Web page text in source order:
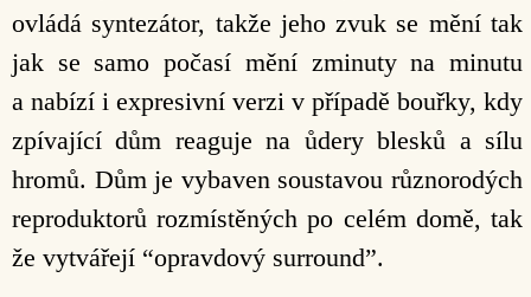
ovládá syntezátor, takže jeho zvuk se mění tak
jak se samo počasí mění zminuty na minutu
a nabízí i expresivní verzi v případě bouřky, kdy
zpívající dům reaguje na ůdery blesků a sílu
hromů. Dům je vybaven soustavou různorodých
reproduktorů rozmístěných po celém domě, tak
že vytvářejí “opravdový surround”.